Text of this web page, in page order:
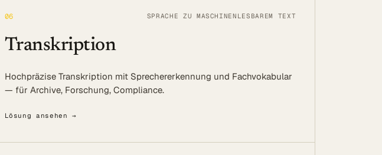
06 SPRACHE ZU MASCHINENLESBAREM TEXT
Transkription
Hochpräzise Transkription mit Sprechererkennung und Fachvokabular
— für Archive, Forschung, Compliance.
Lösung ansehen →